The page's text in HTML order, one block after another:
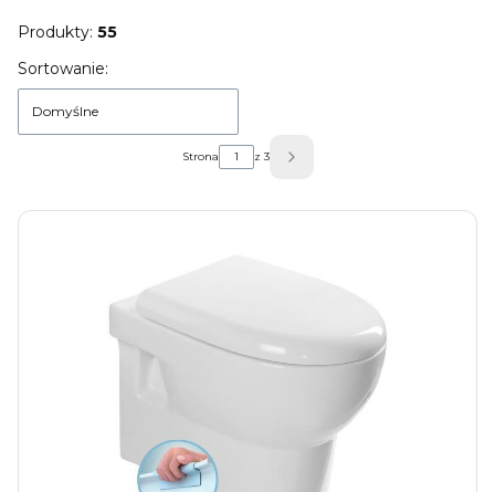
Produkty: 55
Lista produktów
Sortowanie:
Domyślne
Strona z 3
Następne produkty